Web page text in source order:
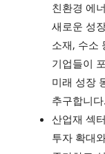
친환경 에
새로운 성
소재, 수소
기업들이
미래 성장
추구합니다.
산업재 섹
투자 확대